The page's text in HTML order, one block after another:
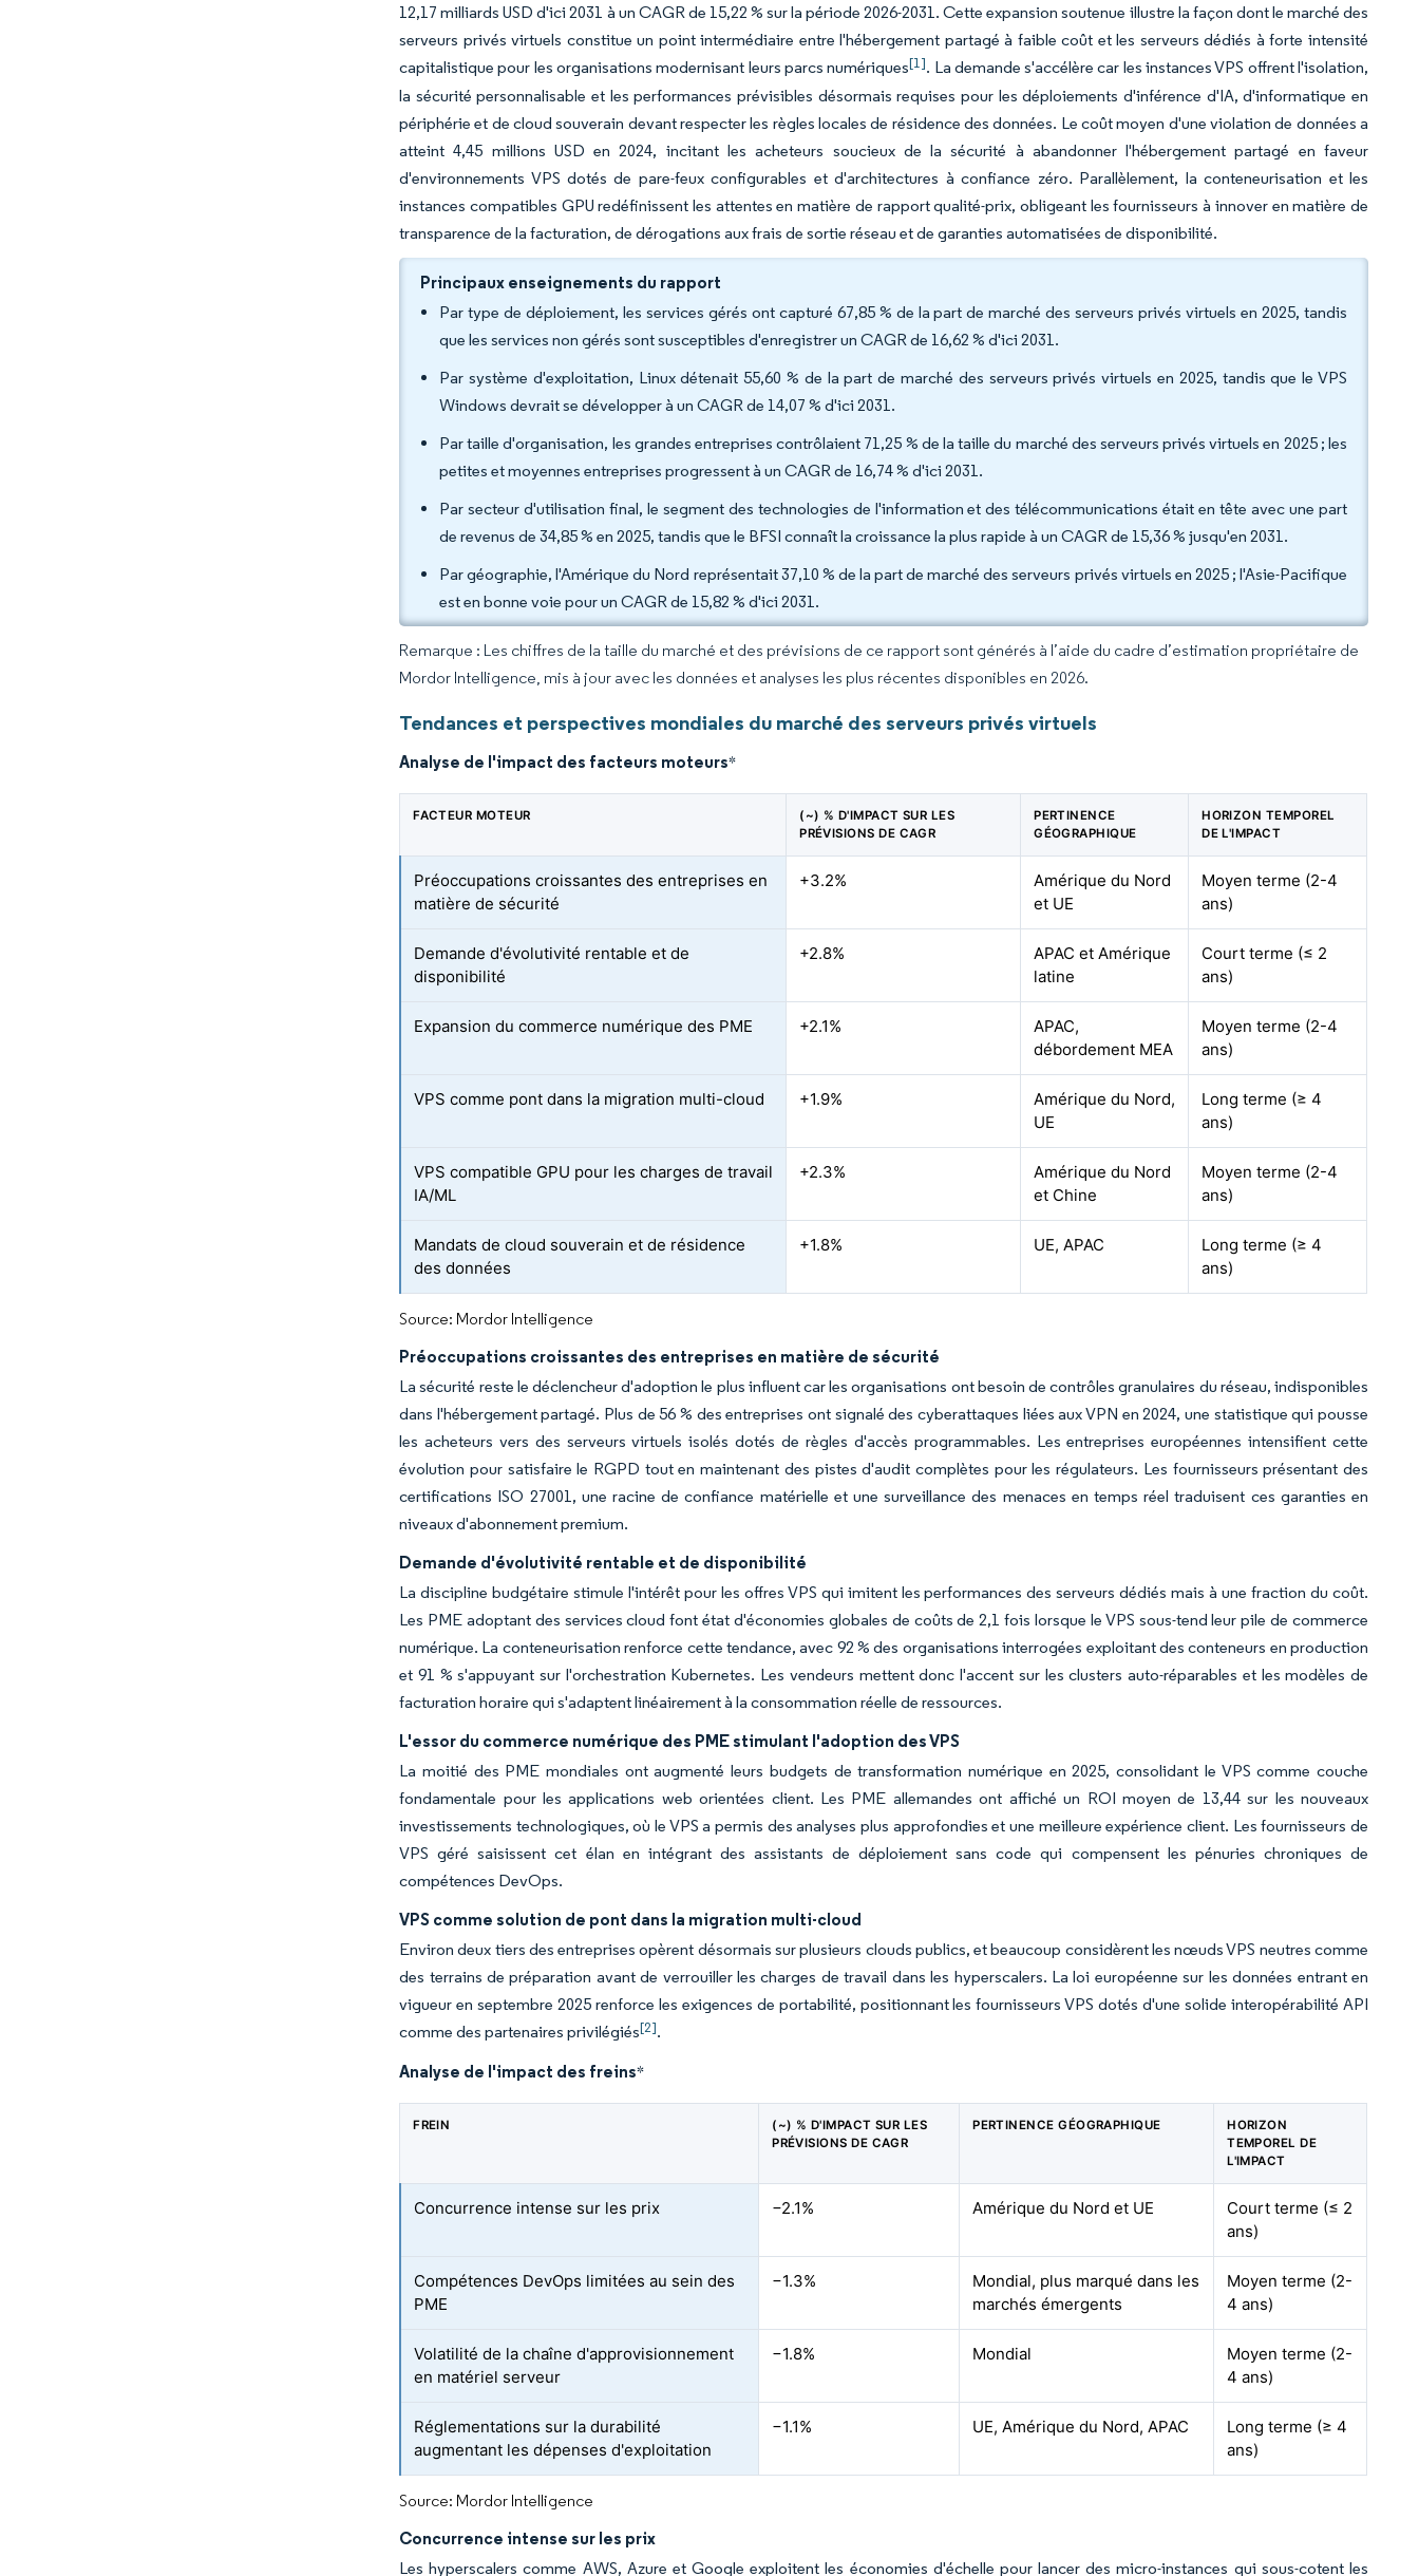
12,17 milliards USD d'ici 2031 à un CAGR de 15,22 % sur la période 2026-2031. Cette expansion soutenue illustre la façon dont le marché des
serveurs privés virtuels constitue un point intermédiaire entre l'hébergement partagé à faible coût et les serveurs dédiés à forte intensité
capitalistique pour les organisations modernisant leurs parcs numériques[1]. La demande s'accélère car les instances VPS offrent l'isolation,
la sécurité personnalisable et les performances prévisibles désormais requises pour les déploiements d'inférence d'IA, d'informatique en
périphérie et de cloud souverain devant respecter les règles locales de résidence des données. Le coût moyen d'une violation de données a
atteint 4,45 millions USD en 2024, incitant les acheteurs soucieux de la sécurité à abandonner l'hébergement partagé en faveur
d'environnements VPS dotés de pare-feux configurables et d'architectures à confiance zéro. Parallèlement, la conteneurisation et les
instances compatibles GPU redéfinissent les attentes en matière de rapport qualité-prix, obligeant les fournisseurs à innover en matière de
transparence de la facturation, de dérogations aux frais de sortie réseau et de garanties automatisées de disponibilité.
Principaux enseignements du rapport
Par type de déploiement, les services gérés ont capturé 67,85 % de la part de marché des serveurs privés virtuels en 2025, tandis
que les services non gérés sont susceptibles d'enregistrer un CAGR de 16,62 % d'ici 2031.
Par système d'exploitation, Linux détenait 55,60 % de la part de marché des serveurs privés virtuels en 2025, tandis que le VPS
Windows devrait se développer à un CAGR de 14,07 % d'ici 2031.
Par taille d'organisation, les grandes entreprises contrôlaient 71,25 % de la taille du marché des serveurs privés virtuels en 2025 ; les
petites et moyennes entreprises progressent à un CAGR de 16,74 % d'ici 2031.
Par secteur d'utilisation final, le segment des technologies de l'information et des télécommunications était en tête avec une part
de revenus de 34,85 % en 2025, tandis que le BFSI connaît la croissance la plus rapide à un CAGR de 15,36 % jusqu'en 2031.
Par géographie, l'Amérique du Nord représentait 37,10 % de la part de marché des serveurs privés virtuels en 2025 ; l'Asie-Pacifique
est en bonne voie pour un CAGR de 15,82 % d'ici 2031.
Remarque : Les chiffres de la taille du marché et des prévisions de ce rapport sont générés à l’aide du cadre d’estimation propriétaire de
Mordor Intelligence, mis à jour avec les données et analyses les plus récentes disponibles en 2026.
Tendances et perspectives mondiales du marché des serveurs privés virtuels
Analyse de l'impact des facteurs moteurs*
FACTEUR MOTEUR
(~) % D'IMPACT SUR LES
PRÉVISIONS DE CAGR
PERTINENCE
GÉOGRAPHIQUE
HORIZON TEMPOREL
DE L'IMPACT
Préoccupations croissantes des entreprises en
matière de sécurité
+3.2%
Amérique du Nord
et UE
Moyen terme (2-4
ans)
Demande d'évolutivité rentable et de
disponibilité
+2.8%
APAC et Amérique
latine
Court terme (≤ 2
ans)
Expansion du commerce numérique des PME +2.1%
APAC,
débordement MEA
Moyen terme (2-4
ans)
VPS comme pont dans la migration multi-cloud +1.9%
Amérique du Nord,
UE
Long terme (≥ 4
ans)
VPS compatible GPU pour les charges de travail
IA/ML
+2.3%
Amérique du Nord
et Chine
Moyen terme (2-4
ans)
Mandats de cloud souverain et de résidence
des données
+1.8% UE, APAC
Long terme (≥ 4
ans)
Source: Mordor Intelligence
Préoccupations croissantes des entreprises en matière de sécurité
La sécurité reste le déclencheur d'adoption le plus influent car les organisations ont besoin de contrôles granulaires du réseau, indisponibles
dans l'hébergement partagé. Plus de 56 % des entreprises ont signalé des cyberattaques liées aux VPN en 2024, une statistique qui pousse
les acheteurs vers des serveurs virtuels isolés dotés de règles d'accès programmables. Les entreprises européennes intensifient cette
évolution pour satisfaire le RGPD tout en maintenant des pistes d'audit complètes pour les régulateurs. Les fournisseurs présentant des
certifications ISO 27001, une racine de confiance matérielle et une surveillance des menaces en temps réel traduisent ces garanties en
niveaux d'abonnement premium.
Demande d'évolutivité rentable et de disponibilité
La discipline budgétaire stimule l'intérêt pour les offres VPS qui imitent les performances des serveurs dédiés mais à une fraction du coût.
Les PME adoptant des services cloud font état d'économies globales de coûts de 2,1 fois lorsque le VPS sous-tend leur pile de commerce
numérique. La conteneurisation renforce cette tendance, avec 92 % des organisations interrogées exploitant des conteneurs en production
et 91 % s'appuyant sur l'orchestration Kubernetes. Les vendeurs mettent donc l'accent sur les clusters auto-réparables et les modèles de
facturation horaire qui s'adaptent linéairement à la consommation réelle de ressources.
L'essor du commerce numérique des PME stimulant l'adoption des VPS
La moitié des PME mondiales ont augmenté leurs budgets de transformation numérique en 2025, consolidant le VPS comme couche
fondamentale pour les applications web orientées client. Les PME allemandes ont affiché un ROI moyen de 13,44 sur les nouveaux
investissements technologiques, où le VPS a permis des analyses plus approfondies et une meilleure expérience client. Les fournisseurs de
VPS géré saisissent cet élan en intégrant des assistants de déploiement sans code qui compensent les pénuries chroniques de
compétences DevOps.
VPS comme solution de pont dans la migration multi-cloud
Environ deux tiers des entreprises opèrent désormais sur plusieurs clouds publics, et beaucoup considèrent les nœuds VPS neutres comme
des terrains de préparation avant de verrouiller les charges de travail dans les hyperscalers. La loi européenne sur les données entrant en
vigueur en septembre 2025 renforce les exigences de portabilité, positionnant les fournisseurs VPS dotés d'une solide interopérabilité API
comme des partenaires privilégiés[2].
Analyse de l'impact des freins*
FREIN
(~) % D'IMPACT SUR LES
PRÉVISIONS DE CAGR
PERTINENCE GÉOGRAPHIQUE
HORIZON
TEMPOREL DE
L'IMPACT
Concurrence intense sur les prix −2.1% Amérique du Nord et UE
Court terme (≤ 2
ans)
Compétences DevOps limitées au sein des
PME
−1.3%
Mondial, plus marqué dans les
marchés émergents
Moyen terme (2-
4 ans)
Volatilité de la chaîne d'approvisionnement
en matériel serveur
−1.8% Mondial
Moyen terme (2-
4 ans)
Réglementations sur la durabilité
augmentant les dépenses d'exploitation
−1.1% UE, Amérique du Nord, APAC
Long terme (≥ 4
ans)
Source: Mordor Intelligence
Concurrence intense sur les prix
Les hyperscalers comme AWS, Azure et Google exploitent les économies d'échelle pour lancer des micro-instances qui sous-cotent les